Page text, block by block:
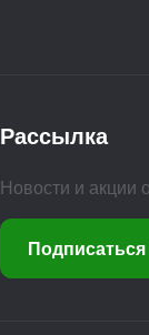
Рассылка
Новости и акции
Подписаться